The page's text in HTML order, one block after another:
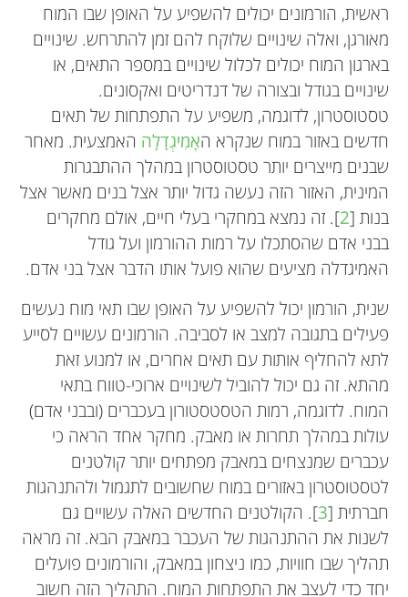
ראשית, הורמונים יכולים להשפיע על האופן שבו המוח
מאורגן, ואלה שינויים שלוקח להם זמן להתרחש. שינויים
בארגון המוח יכולים לכלול שינויים במספר התאים, או
שינויים בגודל ובצורה של דנדריטים ואקסונים.
טסטוסטרון, לדוגמה, משפיע על התפתחות של תאים
חדשים באזור במוח שנקרא האָמִיגְדָלָה האמצעית. מאחר
שבנים מייצרים יותר טסטוסטרון במהלך ההתבגרות
המינית, האזור הזה נעשה גדול יותר אצל בנים מאשר אצל
בנות [2]. זה נמצא במחקרי בעלי חיים, אולם מחקרים
בבני אדם שהסתכלו על רמות ההורמון ועל גודל
האמיגדלה מציעים שהוא פועל אותו הדבר אצל בני אדם.
שנית, הורמון יכול להשפיע על האופן שבו תאי מוח נעשים
פעילים בתגובה למצב או לסביבה. הורמונים עשויים לסייע
לתא להחליף אותות עם תאים אחרים, או למנוע זאת
מהתא. זה גם יכול להוביל לשינויים ארוכי-טווח בתאי
המוח. לדוגמה, רמות הטסטסטורון בעכברים (ובבני אדם)
עולות במהלך תחרות או מאבק. מחקר אחד הראה כי
עכברים שמנצחים במאבק מפתחים יותר קולטנים
לטסטוסטרון באזורים במוח שחשובים לתגמול ולהתנהגות
חברתית [3]. הקולטנים החדשים האלה עשויים גם
לשנות את ההתנהגות של העכבר במאבק הבא. זה מראה
תהליך שבו חוויות, כמו ניצחון במאבק, והורמונים פועלים
יחד כדי לעצב את התפתחות המוח. התהליך הזה חשוב